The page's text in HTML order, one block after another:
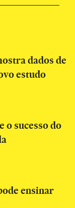
dados de
estudo
o sucesso do
ensinar